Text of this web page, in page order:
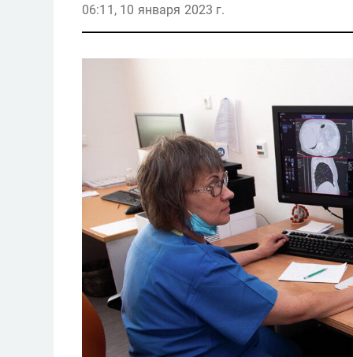
06:11, 10 января 2023 г.